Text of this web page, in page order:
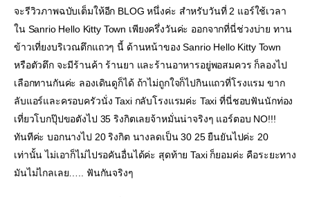
จะรีวิวภาพฉบับเต็มให้อีก BLOG หนึ่งค่ะ สำหรับวันที่ 2 แอร์ใช้เวลา
ใน Sanrio Hello Kitty Town เพียงครึ่งวันค่ะ ออกจากที่นี่ช่วงบ่าย ทาน
ข้าวเที่ยงบริเวณตึกแถวๆ นี้ ด้านหน้าของ Sanrio Hello Kitty Town
หรือตัวตึก จะมีร้านค้า ร้านยา และร้านอาหารอยู่พอสมควร ก็ลองไป
เลือกทานกันค่ะ ลองเดินดูก็ได้ ถ้าไม่ถูกใจก็ไปกินแถวที่โรงแรม ขาก
ลับแอร์และครอบครัวนั่ง Taxi กลับโรงแรมค่ะ Taxi ที่นี่ชอบฟันนักท่อง
เที่ยวโบกปุ๊ปขอตังไป 35 ริงกิตเลยจ้าหมั่นน่าจริงๆ แอร์ตอบ NO!!!
ทันทีค่ะ บอกนางไป 20 ริงกิต นางลดเป็น 30 25 ยืนยันไปค่ะ 20
เท่านั้น ไม่เอาก็ไม่ไปรอคันอื่นได้ค่ะ สุดท้าย Taxi ก็ยอมค่ะ คือระยะทาง
มันไม่ไกลเลย….. ฟันกันจริงๆ